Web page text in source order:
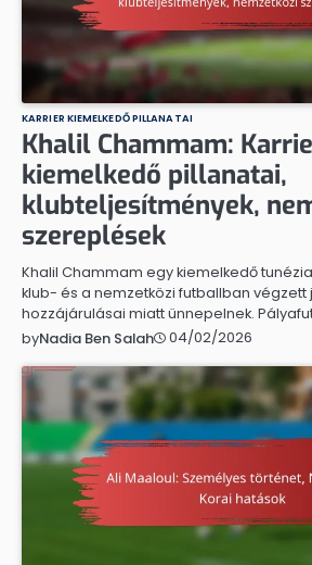
KARRIER KIEMELKEDŐ PILLANATAI
Khalil Chammam:
kiemelkedő pillanatai,
klubteljesítmények,
szereplések
Khalil Chammam egy kiemelkedő
klub- és a nemzetközi futballban végzett
hozzájárulásai miatt ünnepelnek.
byNadia Ben Salah 04/02/2026